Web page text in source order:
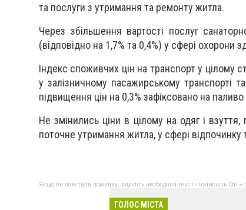
та послуги з утримання та ремонту житла.
Через збільшення вартості послуг
(відповідно на 1,7% та 0,4%) у сфері охорони
Індекс споживчих цін на транспорт у
у залізничному пасажирському транспорті
підвищення цін на 0,3% зафіксовано на
Не змінились ціни в цілому на одяг і
поточне утримання житла, у сфері відпочинку
Якщо ви помітили помилку, виділіть необхідний текст і натисніть Ctrl
ГОЛОС МІСТА